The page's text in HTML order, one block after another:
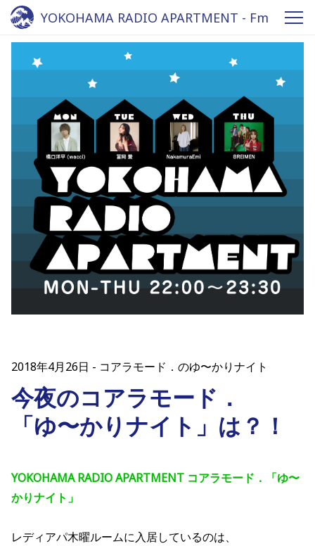
YOKOHAMA RADIO APARTMENT - Fm
yokohama 84.7
2018年4月26日 コアラモード．のゆ〜かりナイト
今夜のコアラモード．
「ゆ〜かりナイト」は？！
YOKOHAMA RADIO APARTMENT コアラモード．「ゆ〜
かりナイト」
レディアパ木曜ルームに入居しているのは、